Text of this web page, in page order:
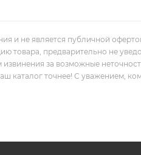
и не является публичной
товара, предварительно не
за возможные
каталог точнее! С уважением,